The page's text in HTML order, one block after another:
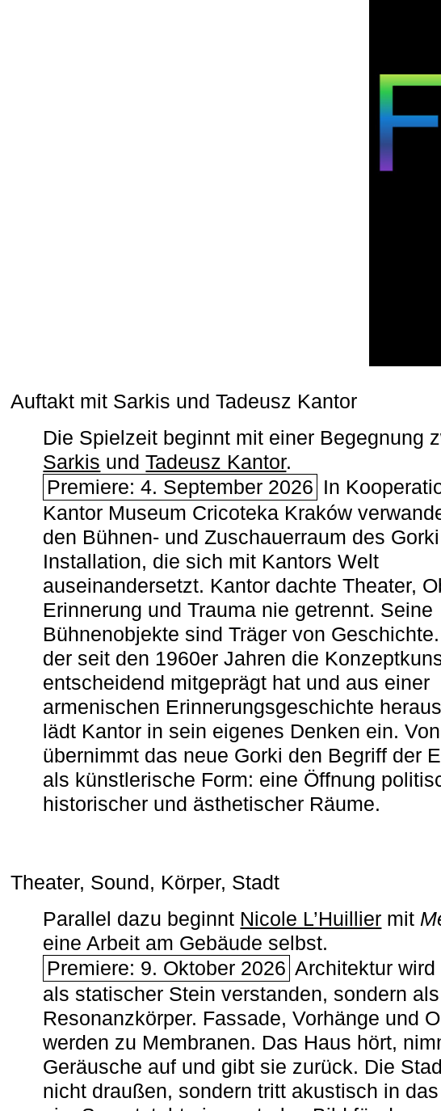
Auftakt mit Sarkis und Tadeusz Kantor
Die Spielzeit beginnt mit einer Begegnung
Sarkis undTadeusz Kantor.
Premiere: 4. September 2026 In
Kantor Museum Cricoteka Kraków
den Bühnen- und Zuschauerraum des
Installation, die sich mit Kantors Welt
auseinandersetzt. Kantor dachte Theater,
Erinnerung und Trauma nie getrennt. Seine
Bühnenobjekte sind Träger von
der seit den 1960er Jahren die
entscheidend mitgeprägt hat und aus einer
armenischen ­Erinnerungsgeschichte
lädt Kantor in sein eigenes Denken ein.
übernimmt das neue Gorki den Begriff der
als künstlerische Form: eine Öffnung
historischer und ästhetischer Räume.
Theater, Sound, Körper, Stadt
Parallel dazu beginnt Nicole L’Huillier mit ­
eine Arbeit am Gebäude selbst.
Premiere: 9. Oktober 2026 Architektur
als statischer Stein verstanden, sondern als
Resonanzkörper. Fassade, Vorhänge und
werden zu Membranen. Das Haus hört,
Geräusche auf und gibt sie zurück. Die
nicht draußen, sondern tritt akustisch in